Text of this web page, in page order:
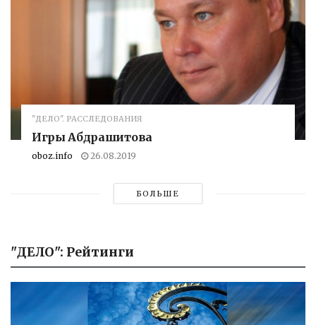
"ДЕЛО". РАССЛЕДОВАНИЯ
Игры Абдрашитова
oboz.info 26.08.2019
БОЛЬШЕ
"ДЕЛО": Рейтинги